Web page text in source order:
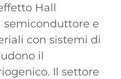
Hall
e
con sistemi di
il
Il settore